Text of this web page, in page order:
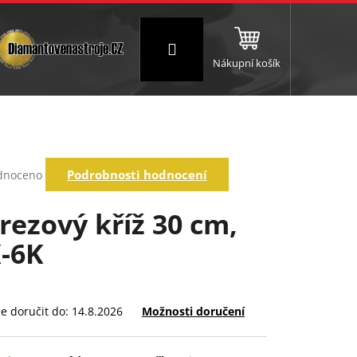
Brusné a leštící válce
Přihlášení
Nákupní košík
Podrobnosti hodnocení
kříž 30 cm,
6K
doručit do: 14.8.2026 Možnosti doručení